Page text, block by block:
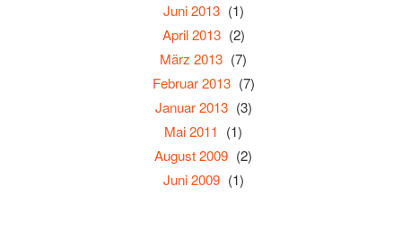
Juni 2013 (1)
April 2013 (2)
März 2013 (7)
Februar 2013 (7)
Januar 2013 (3)
Mai 2011 (1)
August 2009 (2)
Juni 2009 (1)